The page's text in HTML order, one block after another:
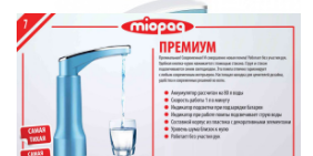
Компания
Статьи
Помощь